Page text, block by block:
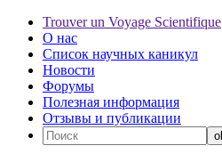
Trouver un Voyage Scientifique
О нас
Список научных каникул
Новости
Форумы
Полезная информация
Отзывы и публикации